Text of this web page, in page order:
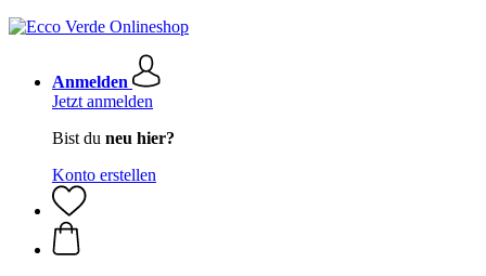
Anmelden
Jetzt anmelden
Bist du neu hier?
Konto erstellen